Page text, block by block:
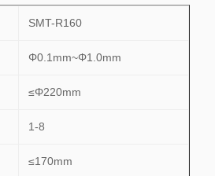
SMT-R160
Φ0.1mm~Φ1.0mm
≤Φ220mm
1-8
≤170mm